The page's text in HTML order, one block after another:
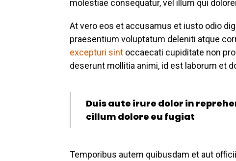
molestiae consequatur, vel illum qui
At vero eos et accusamus et iusto odio
praesentium voluptatum deleniti atque
excepturi sint occaecati cupiditate non
deserunt mollitia animi, id est laborum et
Duis aute irure dolor in
cillum dolore eu fugiat
Temporibus autem quibusdam et aut